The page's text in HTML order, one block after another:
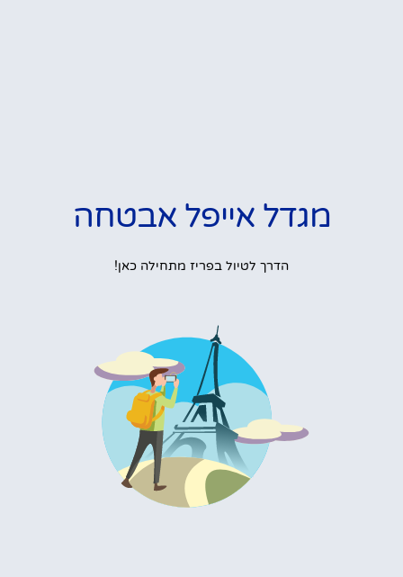
מגדל אייפל אבטחה
הדרך לטיול בפריז מתחילה כאן!